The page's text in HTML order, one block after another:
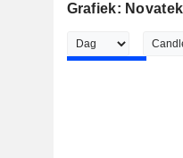
Grafiek: